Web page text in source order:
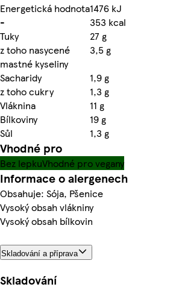
Energetická hodnota1476 kJ
-
353 kcal
Tuky
27 g
z toho nasycené
mastné kyseliny
3,5 g
Sacharidy
1,9 g
z toho cukry
1,3 g
Vláknina
11 g
Bílkoviny
19 g
Sůl
1,3 g
Vhodné pro
Bez lepkuVhodné pro vegany
Informace o alergenech
Obsahuje: Sója, Pšenice
Vysoký obsah vlákniny
Vysoký obsah bílkovin
Skladování a příprava
Skladování